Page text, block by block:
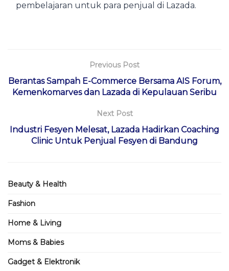
pembelajaran untuk para penjual di Lazada.
Previous Post
Berantas Sampah E-Commerce Bersama AIS Forum,
Kemenkomarves dan Lazada di Kepulauan Seribu
Next Post
Industri Fesyen Melesat, Lazada Hadirkan Coaching
Clinic Untuk Penjual Fesyen di Bandung
Beauty & Health
Fashion
Home & Living
Moms & Babies
Gadget & Elektronik